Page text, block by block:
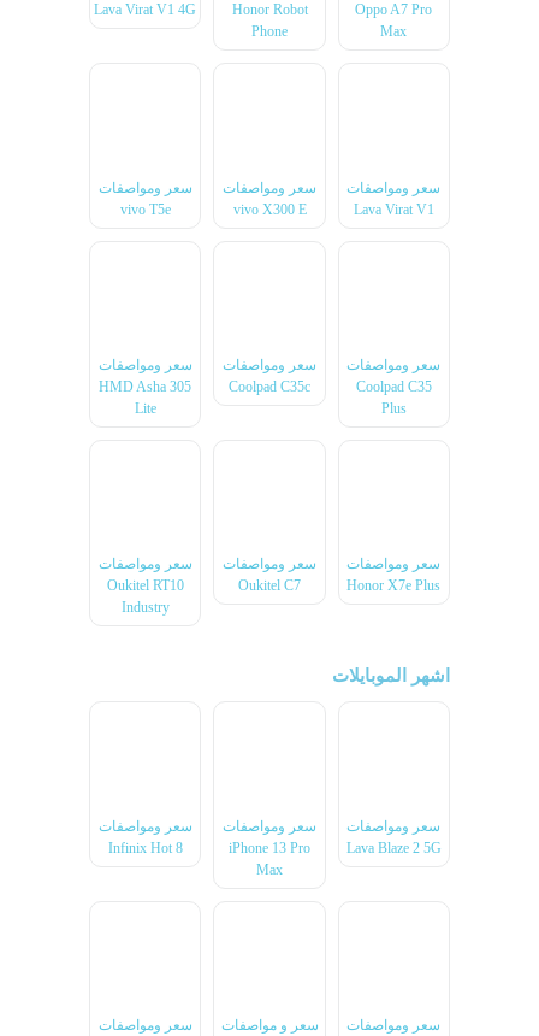
Oppo A7 Pro
Max
Honor Robot
Phone
Lava Virat V1 4G
سعر ومواصفات
Lava Virat V1
سعر ومواصفات
vivo X300 E
سعر ومواصفات
vivo T5e
سعر ومواصفات
Coolpad C35
Plus
سعر ومواصفات
Coolpad C35c
سعر ومواصفات
HMD Asha 305
Lite
سعر ومواصفات
Honor X7e Plus
سعر ومواصفات
Oukitel C7
سعر ومواصفات
Oukitel RT10
Industry
اشهر الموبايلات
سعر ومواصفات
Lava Blaze 2 5G
سعر ومواصفات
iPhone 13 Pro
Max
سعر ومواصفات
Infinix Hot 8
سعر ومواصفات سعر و مواصفات سعر ومواصفات